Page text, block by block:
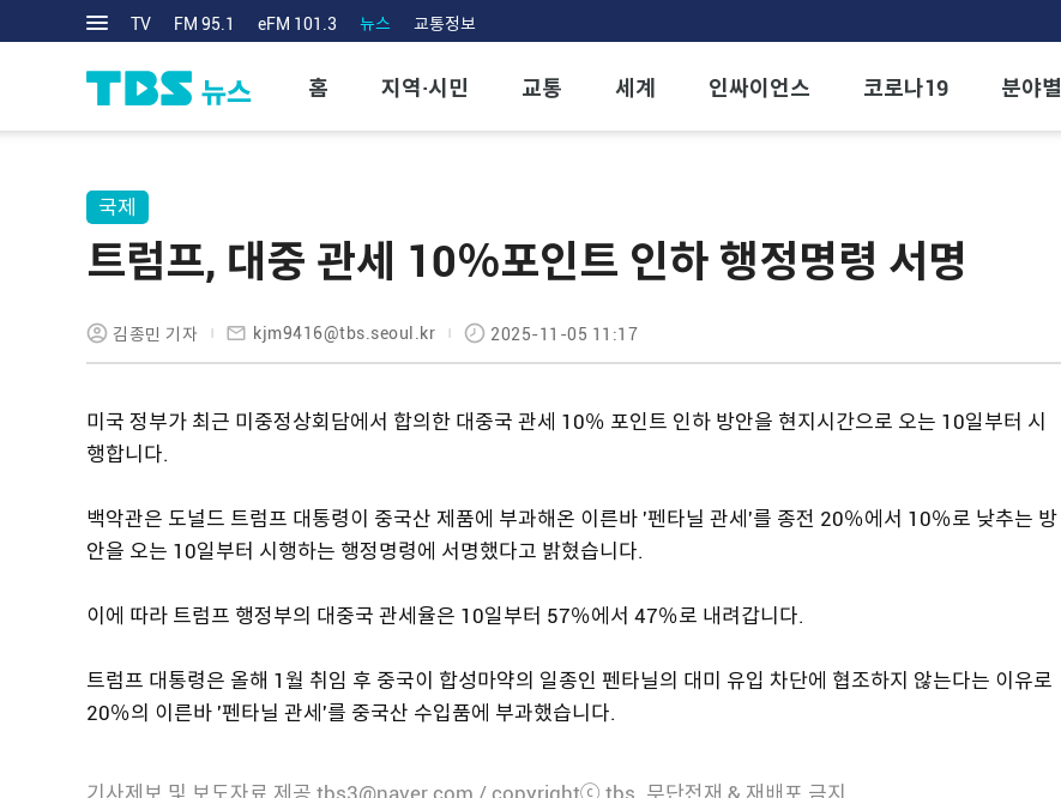
TV FM 95.1 eFM 101.3 뉴스 교통정보
홈 지역·시민 교통 세계 인싸이언스 코로나19 분야별
국제
트럼프, 대중 관세 10％포인트 인하 행정명령 서명
김종민 기자 kjm9416@tbs.seoul.kr 2025-11-05 11:17
미국 정부가 최근 미중정상회담에서 합의한 대중국 관세 10％ 포인트 인하 방안을 현지시간으로 오는 10일부터 시
행합니다.
백악관은 도널드 트럼프 대통령이 중국산 제품에 부과해온 이른바 '펜타닐 관세'를 종전 20％에서 10％로 낮추는 방
안을 오는 10일부터 시행하는 행정명령에 서명했다고 밝혔습니다.
이에 따라 트럼프 행정부의 대중국 관세율은 10일부터 57％에서 47％로 내려갑니다.
트럼프 대통령은 올해 1월 취임 후 중국이 합성마약의 일종인 펜타닐의 대미 유입 차단에 협조하지 않는다는 이유로
20％의 이른바 '펜타닐 관세'를 중국산 수입품에 부과했습니다.
기사제보 및 보도자료 제공 tbs3@naver.com / copyrightⓒ tbs. 무단전재 & 재배포 금지